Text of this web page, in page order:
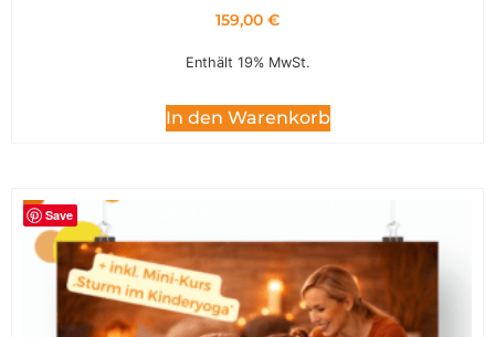
159,00 €
Enthält 19% MwSt.
In den Warenkorb
Save